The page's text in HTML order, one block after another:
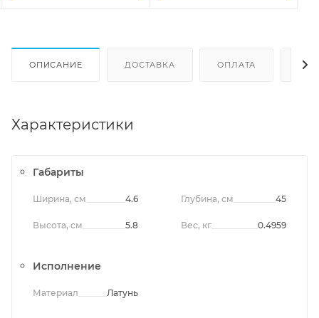
ОПИСАНИЕ ДОСТАВКА ОПЛАТА
Характеристики
Габариты
Ширина, см 4.6
Высота, см 5.8
Глубина, см 45
Вес, кг 0.4959
Исполнение
Материал Латунь